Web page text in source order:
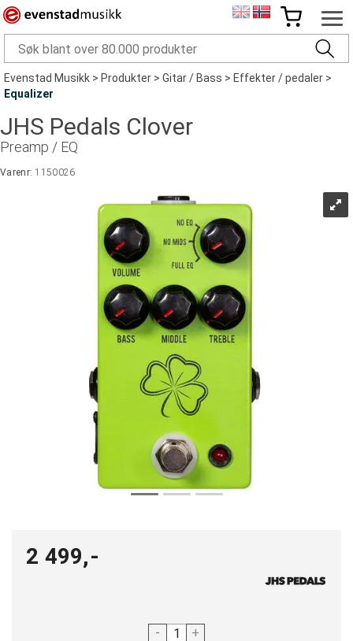
Evenstad Musikk>Produkter>Gitar / Bass>Effekter / pedaler>
Equalizer
JHS Pedals Clover
Preamp / EQ
Varenr:1150026
2 499,-
- +